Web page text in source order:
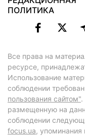
ПОЛИТИКА
Все права на
ресурсе,
Использование
соблюдении
пользования сайтом".
размещенную на
соблюдении
focus.ua, упоминания